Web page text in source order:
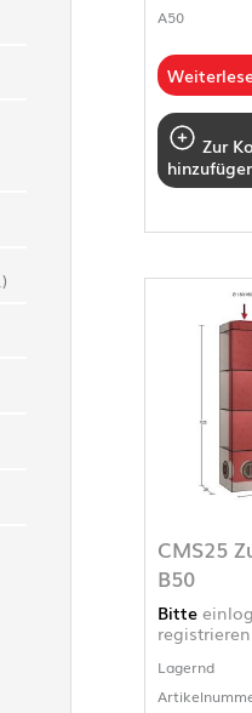
)
A50
Zur
CMS25
B50
Bitte
registrieren
Lagernd